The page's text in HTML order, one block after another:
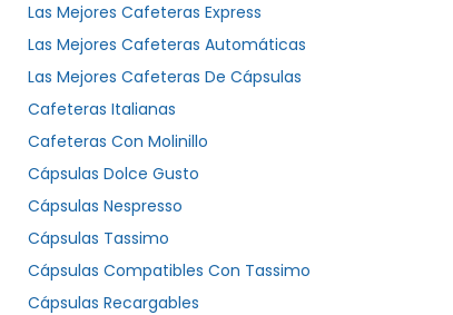
Las Mejores Cafeteras Express
Las Mejores Cafeteras Automáticas
Las Mejores Cafeteras De Cápsulas
Cafeteras Italianas
Cafeteras Con Molinillo
Cápsulas Dolce Gusto
Cápsulas Nespresso
Cápsulas Tassimo
Cápsulas Compatibles Con Tassimo
Cápsulas Recargables